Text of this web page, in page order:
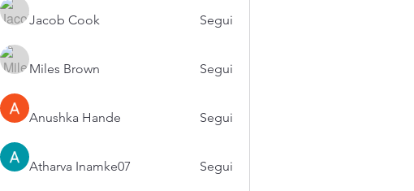
Jacob Cook Segui
Miles Brown Segui
Anushka Hande Segui
Atharva Inamke07 Segui